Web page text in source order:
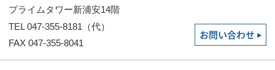
プライムタワー新浦安14階
TEL 047-355-8181（代）
FAX 047-355-8041
お問い合わせ